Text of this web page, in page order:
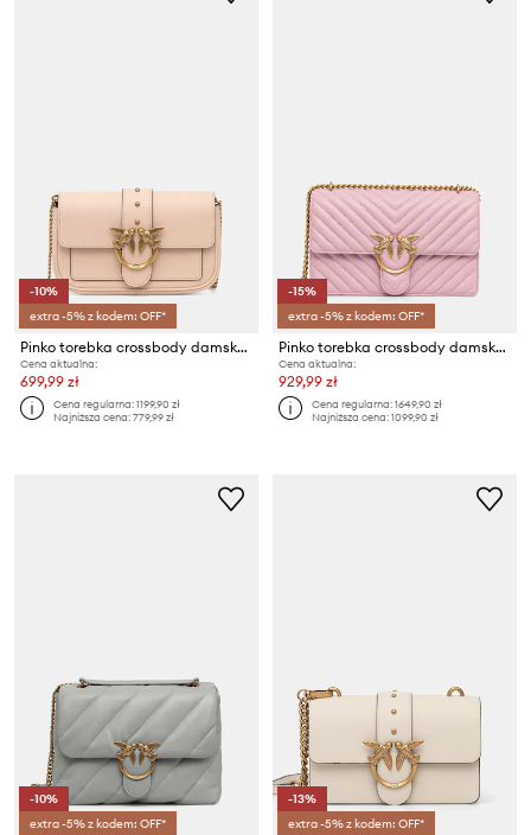
-10%
extra -5% z kodem: OFF*
Pinko torebka crossbody damska skórzana
Cena aktualna:
699,99 zł
Cena regularna:1199,90 zł
Najniższa cena:779,99 zł
-15%
extra -5% z kodem: OFF*
Pinko torebka crossbody damska skórzana
Cena aktualna:
929,99 zł
Cena regularna:1649,90 zł
Najniższa cena:1099,90 zł
-10%
extra -5% z kodem: OFF*
-13%
extra -5% z kodem: OFF*